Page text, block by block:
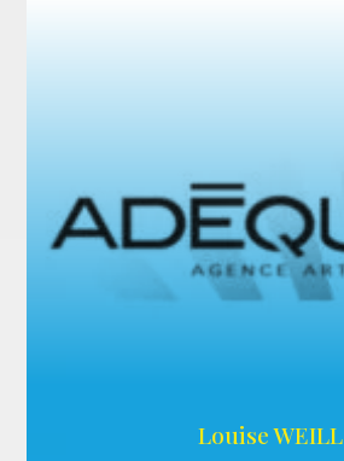
Louise WEILL